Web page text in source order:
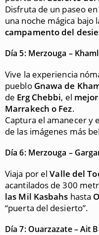
Disfruta de un paseo
una noche mágica bajo
campamento del
Día 5: Merzouga –
Vive la experiencia
pueblo Gnawa de
de Erg Chebbi, el
Marrakech o Fez.
Captura el amanecer y
de las imágenes más
Día 6: Merzouga –
Viaja por elValle del
acantilados de 300
las Mil Kasbahs hasta
“puerta del desierto”.
Día 7: Ouarzazate – Ait